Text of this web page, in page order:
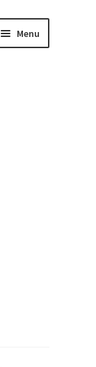
Menu